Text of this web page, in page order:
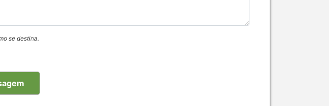
se destina.